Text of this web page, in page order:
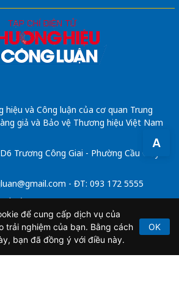
A
hiệu và Công luận của cơ quan Trung
giả và Bảo vệ Thương hiệu Việt Nam
Trương Công Giai - Phường Cầu Giấy -
- ĐT: 093 172 5555
Thuận
chí điện tử số 64/GP-BTTTT do Bộ
cấp ngày 21/2/2020.
để cung cấp dịch vụ của
trải nghiệm của bạn. Bằng cách
bạn đã đồng ý với điều này.
OK